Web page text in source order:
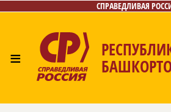
СПРАВЕДЛИВАЯ
≡